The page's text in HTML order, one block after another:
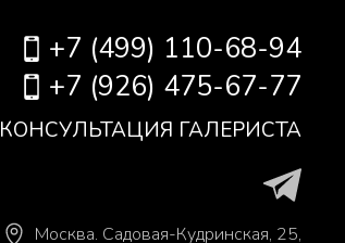
+7 (499) 110-68-94
+7 (926) 475-67-77
КОНСУЛЬТАЦИЯ ГАЛЕРИСТА
Москва. Садовая-Кудринская, 25,